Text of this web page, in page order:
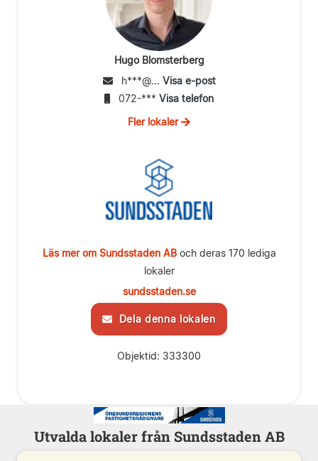
Hugo Blomsterberg
h***@... Visa e-post
072-*** Visa telefon
Fler lokaler
Läs mer om Sundsstaden ABoch deras 170 lediga
lokaler
sundsstaden.se
Dela denna lokalen
Objektid: 333300
Utvalda lokaler från Sundsstaden AB